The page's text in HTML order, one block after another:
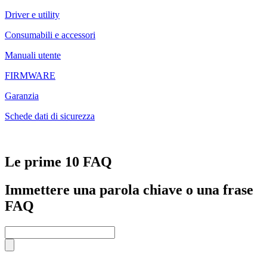
Driver e utility
Consumabili e accessori
Manuali utente
FIRMWARE
Garanzia
Schede dati di sicurezza
Le prime 10 FAQ
Immettere una parola chiave o una frase
FAQ